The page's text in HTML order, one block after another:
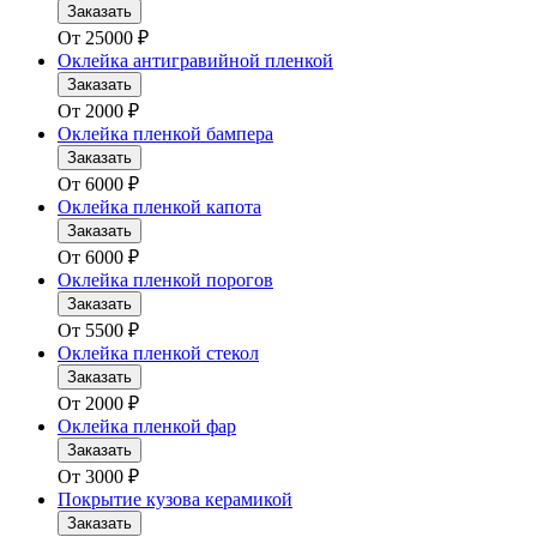
Заказать
От 25000 ₽
Оклейка антигравийной пленкой
Заказать
От 2000 ₽
Оклейка пленкой бампера
Заказать
От 6000 ₽
Оклейка пленкой капота
Заказать
От 6000 ₽
Оклейка пленкой порогов
Заказать
От 5500 ₽
Оклейка пленкой стекол
Заказать
От 2000 ₽
Оклейка пленкой фар
Заказать
От 3000 ₽
Покрытие кузова керамикой
Заказать